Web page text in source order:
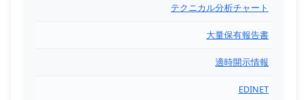
テクニカル分析チャート
大量保有報告書
適時開示情報
EDINET